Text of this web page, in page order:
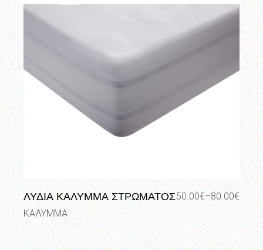
ΛΥΔΙΑ ΚΑΛΥΜΜΑ ΣΤΡΩΜΑΤΟΣ50.00€–80.00€
Price
range:
50.00€
through
80.00€
ΚΑΛΥΜΜΑ